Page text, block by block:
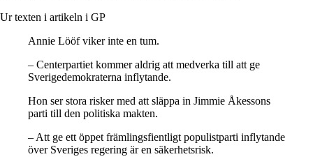
Ur texten i artikeln i GP
Annie Lööf viker inte en tum.
– Centerpartiet kommer aldrig att medverka till att ge
Sverigedemokraterna inflytande.
Hon ser stora risker med att släppa in Jimmie Åkessons
parti till den politiska makten.
– Att ge ett öppet främlingsfientligt populistparti inflytande
över Sveriges regering är en säkerhetsrisk.